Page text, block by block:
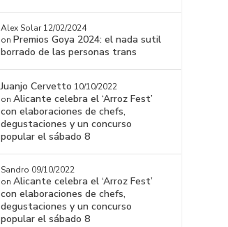
Alex Solar 12/02/2024
on Premios Goya 2024: el nada sutil
borrado de las personas trans
Juanjo Cervetto 10/10/2022
onAlicante celebra el ‘Arroz Fest’
con elaboraciones de chefs,
degustaciones y un concurso
popular el sábado 8
Sandro 09/10/2022
onAlicante celebra el ‘Arroz Fest’
con elaboraciones de chefs,
degustaciones y un concurso
popular el sábado 8